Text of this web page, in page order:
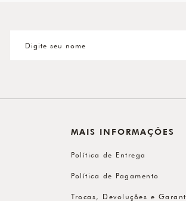
MAIS INFORMAÇÕES
Política de Entrega
Política de Pagamento
Trocas, Devoluções e